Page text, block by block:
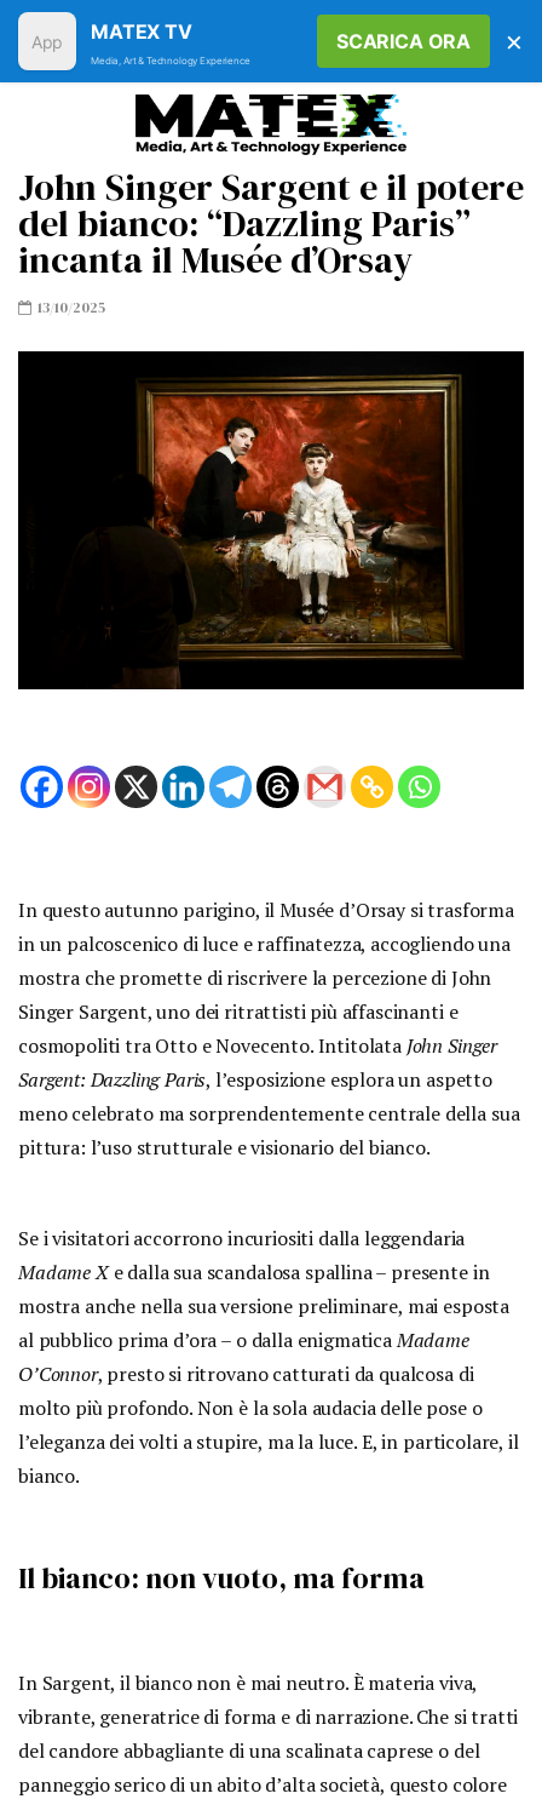
John Singer Sargent e il potere
del bianco: “Dazzling Paris”
incanta il Musée d’Orsay
13/10/2025
In questo autunno parigino, il Musée d’Orsay si trasforma
in un palcoscenico di luce e raffinatezza, accogliendo una
mostra che promette di riscrivere la percezione di John
Singer Sargent, uno dei ritrattisti più affascinanti e
cosmopoliti tra Otto e Novecento. Intitolata John Singer
Sargent: Dazzling Paris, l’esposizione esplora un aspetto
meno celebrato ma sorprendentemente centrale della sua
pittura: l’uso strutturale e visionario del bianco.
Se i visitatori accorrono incuriositi dalla leggendaria
Madame Xe dalla sua scandalosa spallina – presente in
mostra anche nella sua versione preliminare, mai esposta
al pubblico prima d’ora – o dalla enigmaticaMadame
O’Connor, presto si ritrovano catturati da qualcosa di
molto più profondo. Non è la sola audacia delle pose o
l’eleganza dei volti a stupire, ma la luce. E, in particolare, il
bianco.
Il bianco: non vuoto, ma forma
In Sargent, il bianco non è mai neutro. È materia viva,
vibrante, generatrice di forma e di narrazione. Che si tratti
del candore abbagliante di una scalinata caprese o del
panneggio serico di un abito d’alta società, questo colore
MATEX TV
Media, Art & Technology Experience
SCARICA ORA ×